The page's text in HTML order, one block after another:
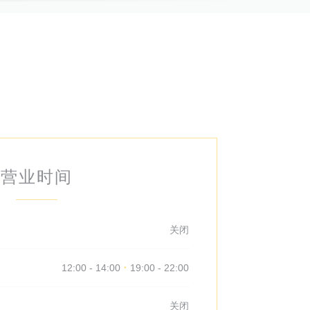
营业时间
关闭
12:00 - 14:00 • 19:00 - 22:00
关闭